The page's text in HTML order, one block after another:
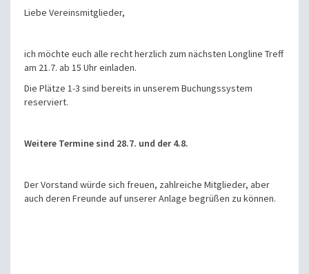
Liebe Vereinsmitglieder,
ich möchte euch alle recht herzlich zum nächsten Longline Treff
am 21.7. ab 15 Uhr einladen.
Die Plätze 1-3 sind bereits in unserem Buchungssystem
reserviert.
Weitere Termine sind 28.7. und der 4.8.
Der Vorstand würde sich freuen, zahlreiche Mitglieder, aber
auch deren Freunde auf unserer Anlage begrüßen zu können.